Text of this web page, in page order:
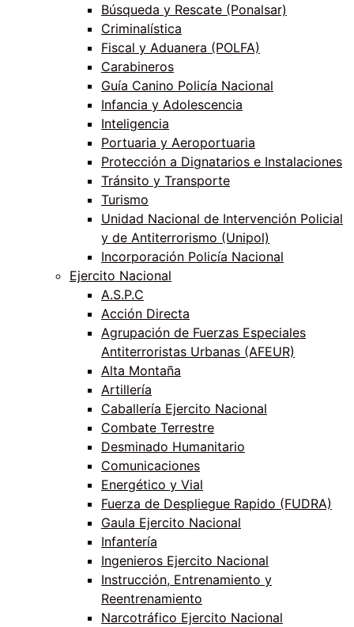
Búsqueda y Rescate (Ponalsar)
Criminalística
Fiscal y Aduanera (POLFA)
Carabineros
Guía Canino Policía Nacional
Infancia y Adolescencia
Inteligencia
Portuaria y Aeroportuaria
Protección a Dignatarios e Instalaciones
Tránsito y Transporte
Turismo
Unidad Nacional de Intervención Policial
y de Antiterrorismo (Unipol)
Incorporación Policía Nacional
Ejercito Nacional
A.S.P.C
Acción Directa
Agrupación de Fuerzas Especiales
Antiterroristas Urbanas (AFEUR)
Alta Montaña
Artillería
Caballería Ejercito Nacional
Combate Terrestre
Desminado Humanitario
Comunicaciones
Energético y Vial
Fuerza de Despliegue Rapido (FUDRA)
Gaula Ejercito Nacional
Infantería
Ingenieros Ejercito Nacional
Instrucción, Entrenamiento y
Reentrenamiento
Narcotráfico Ejercito Nacional